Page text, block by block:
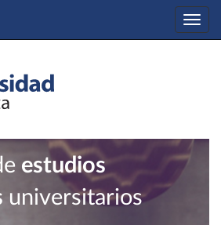
estudios
universitarios